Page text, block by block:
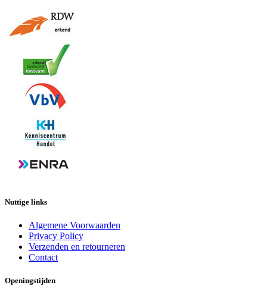
Nuttige links
Algemene Voorwaarden
Privacy Policy
Verzenden en retourneren
Contact
Openingstijden